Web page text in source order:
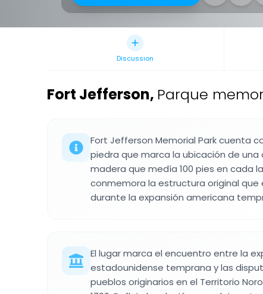
Discussion
Fort Jefferson, Parque
Fort Jefferson Memorial Park cuenta
piedra que marca la ubicación de
madera que medía 100 pies en cada
conmemora la estructura original
durante la expansión americana
El lugar marca el encuentro entre la
estadounidense temprana y las
pueblos originarios en el Territorio